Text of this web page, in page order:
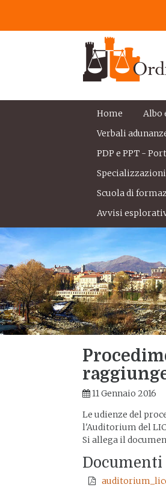
Home Albo
Verbali
PDP e PPT -
Scuola di
Avvisi
11 Gennaio 2016
Le udienze del
l'Auditorium del
Si allega il
Documenti